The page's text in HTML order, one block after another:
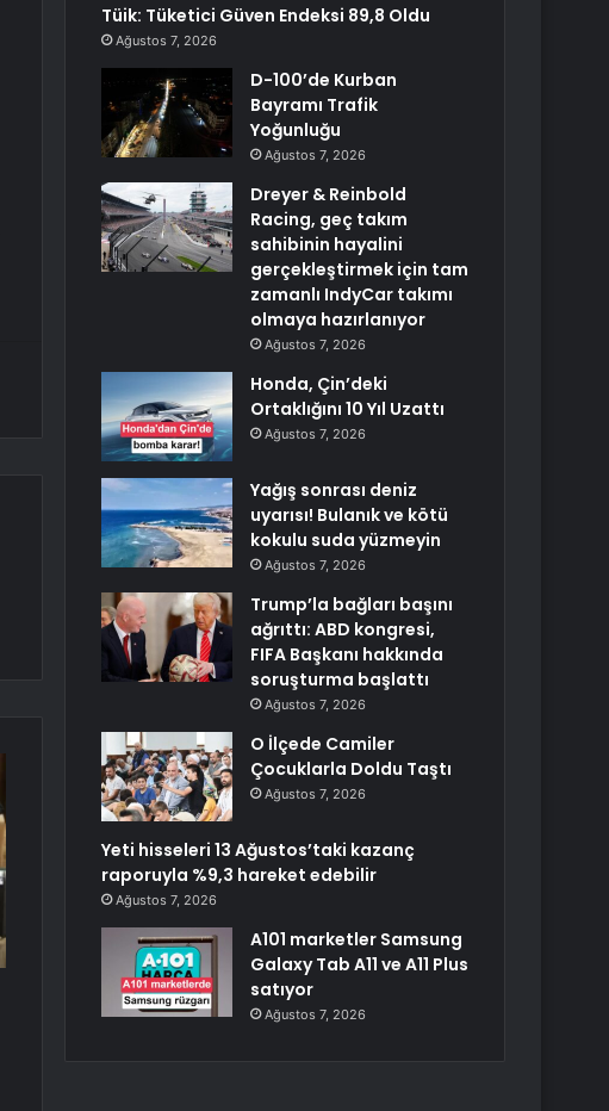
Tüik: Tüketici Güven Endeksi 89,8 Oldu
Ağustos 7, 2026
D-100’de Kurban
Bayramı Trafik
Yoğunluğu
Ağustos 7, 2026
Dreyer & Reinbold
Racing, geç takım
sahibinin hayalini
gerçekleştirmek için tam
zamanlı IndyCar takımı
olmaya hazırlanıyor
Ağustos 7, 2026
Honda, Çin’deki
Ortaklığını 10 Yıl Uzattı
Ağustos 7, 2026
Yağış sonrası deniz
uyarısı! Bulanık ve kötü
kokulu suda yüzmeyin
Ağustos 7, 2026
Trump’la bağları başını
ağrıttı: ABD kongresi,
FIFA Başkanı hakkında
soruşturma başlattı
Ağustos 7, 2026
O İlçede Camiler
Çocuklarla Doldu Taştı
Ağustos 7, 2026
Yeti hisseleri 13 Ağustos’taki kazanç
raporuyla %9,3 hareket edebilir
Ağustos 7, 2026
A101 marketler Samsung
Galaxy Tab A11 ve A11 Plus
satıyor
Ağustos 7, 2026